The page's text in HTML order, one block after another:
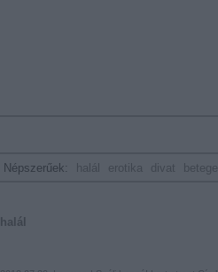
Népszerűek: halál erotika divat
halál